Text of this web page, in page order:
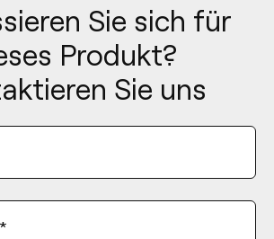
Sie sich für
Produkt?
Sie uns
*